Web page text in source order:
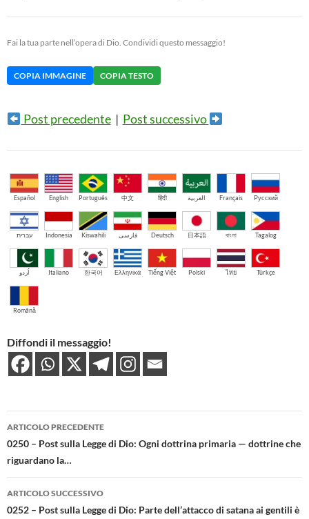
Fai la tua parte nell’opera di Dio. Condividi questo messaggio!
COPIA IMMAGINE COPIA TESTO
Post precedente| Post successivo
Español English Português 中文 हिंदी العربية Français Русский
עברית Indonesia Kiswahili فارسی Deutsch 日本語 বাংলা Tagalog
اُردو Italiano 한국어 Ελληνικά Tiếng Việt Polski ไทย Türkçe
Română
Diffondi il messaggio!
Navigazione
articolo
ARTICOLO PRECEDENTE
0250 – Post sulla Legge di Dio: Ogni dottrina primaria — dottrine che
riguardano la…
ARTICOLO SUCCESSIVO
0252 – Post sulla Legge di Dio: Parte dell’attacco di satana ai gentili è